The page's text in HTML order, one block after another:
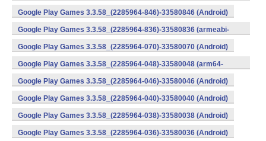
(armeabi) (Android)
Google Play Games 3.3.58_(2285964-846)-33580846 (Android)
Google Play Games 3.3.58_(2285964-836)-33580836 (armeabi-
v7a) (Android)
Google Play Games 3.3.58_(2285964-070)-33580070 (Android)
Google Play Games 3.3.58_(2285964-048)-33580048 (arm64-
v8a) (Android)
Google Play Games 3.3.58_(2285964-046)-33580046 (Android)
Google Play Games 3.3.58_(2285964-040)-33580040 (Android)
Google Play Games 3.3.58_(2285964-038)-33580038 (Android)
Google Play Games 3.3.58_(2285964-036)-33580036 (Android)